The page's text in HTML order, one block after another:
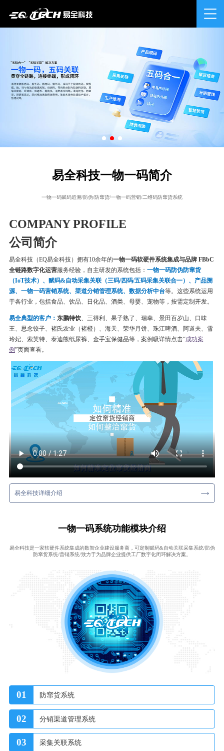
易全科技一物一码简介
一物一码赋码追溯/防伪/防窜货/一物一码营销/二维码防窜货系统
COMPANY PROFILE
公司简介
易全科技（EQ易全科技）拥有10余年的一物一码软硬件系统集成与品牌 FBbC
全链路数字化运营服务经验，自主研发的系统包括： 一物一码防伪防窜货
（IoT技术）、赋码&自动采集关联（三码/四码/五码采集关联合一）、产品溯
源、一物一码营销系统、渠道分销管理系统、数据分析中台等。这些系统运用
于各行业，包括食品、饮品、日化品、酒类、母婴、宠物等，按需定制开发。
易全典型的客户： 东鹏特饮、三得利、果子熟了、瑞幸、 景田百岁山、口味
王、思念饺子、 褚氏农业（褚橙）、 海天、荣华月饼、 珠江啤酒、 阿道夫、雪
玲妃、索芙特、泰迪熊纸尿裤、金手宝保健品等，案例吸详情点击“成功案
例”页面查看。
易全科技详细介绍
一物一码系统功能模块介绍
易全科技是一家软硬件系统集成的数智企业建设服务商，可定制赋码&自动关联采集系统/防伪
防窜货系统/营销系统/致力于为品牌企业提供工厂数字化闭环解决方案。
01 防窜货系统
02 分销渠道管理系统
03 采集关联系统